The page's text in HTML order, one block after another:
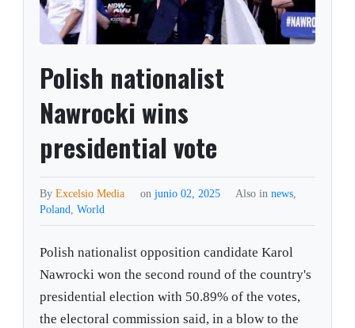
Polish nationalist
Nawrocki wins
presidential vote
ByExcelsio Media on junio 02, 2025 Also in news,
Poland,World
Polish nationalist opposition candidate Karol
Nawrocki won the second round of the country's
presidential election with 50.89% of the votes,
the electoral commission said, in a blow to the